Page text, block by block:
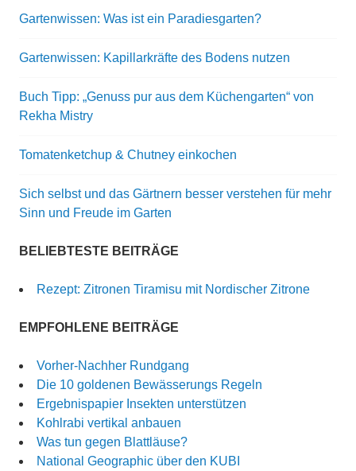
Gartenwissen: Was ist ein Paradiesgarten?
Gartenwissen: Kapillarkräfte des Bodens nutzen
Buch Tipp: „Genuss pur aus dem Küchengarten“ von
Rekha Mistry
Tomatenketchup & Chutney einkochen
Sich selbst und das Gärtnern besser verstehen für mehr
Sinn und Freude im Garten
BELIEBTESTE BEITRÄGE
Rezept: Zitronen Tiramisu mit Nordischer Zitrone
EMPFOHLENE BEITRÄGE
Vorher-Nachher Rundgang
Die 10 goldenen Bewässerungs Regeln
Ergebnispapier Insekten unterstützen
Kohlrabi vertikal anbauen
Was tun gegen Blattläuse?
National Geographic über den KUBI